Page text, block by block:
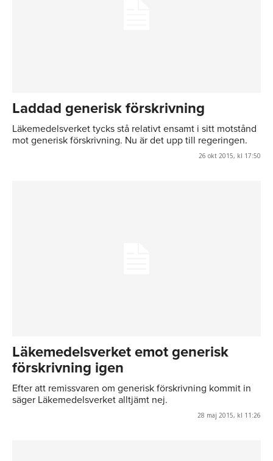
Laddad generisk förskrivning
Läkemedelsverket tycks stå relativt ensamt i sitt motstånd
mot generisk förskrivning. Nu är det upp till regeringen.
26 okt 2015, kl 17:50
Läkemedelsverket emot generisk
förskrivning igen
Efter att remissvaren om generisk förskrivning kommit in
säger Läkemedelsverket alltjämt nej.
28 maj 2015, kl 11:26